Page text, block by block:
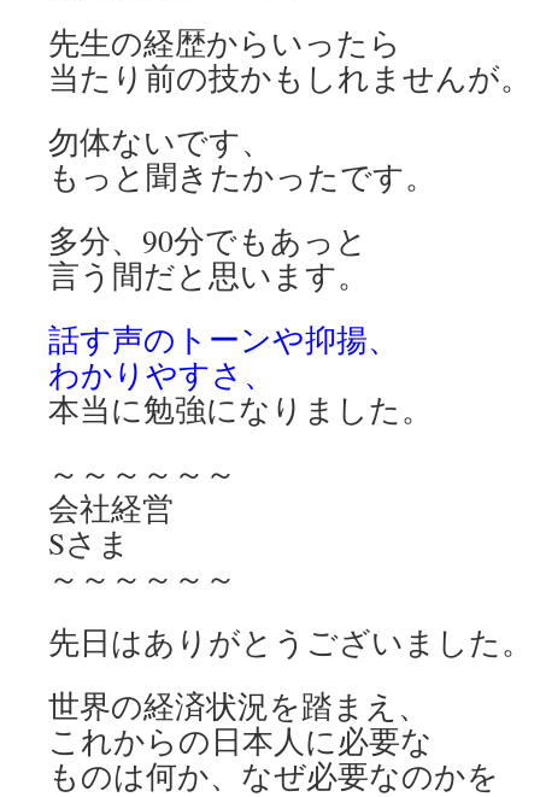
先生の経歴からいったら
当たり前の技かもしれませんが。
勿体ないです、
もっと聞きたかったです。
多分、90分でもあっと
言う間だと思います。
話す声のトーンや抑揚、
わかりやすさ、
本当に勉強になりました。
～～～～～～
会社経営
Sさま
～～～～～～
先日はありがとうございました。
世界の経済状況を踏まえ、
これからの日本人に必要な
ものは何か、なぜ必要なのかを